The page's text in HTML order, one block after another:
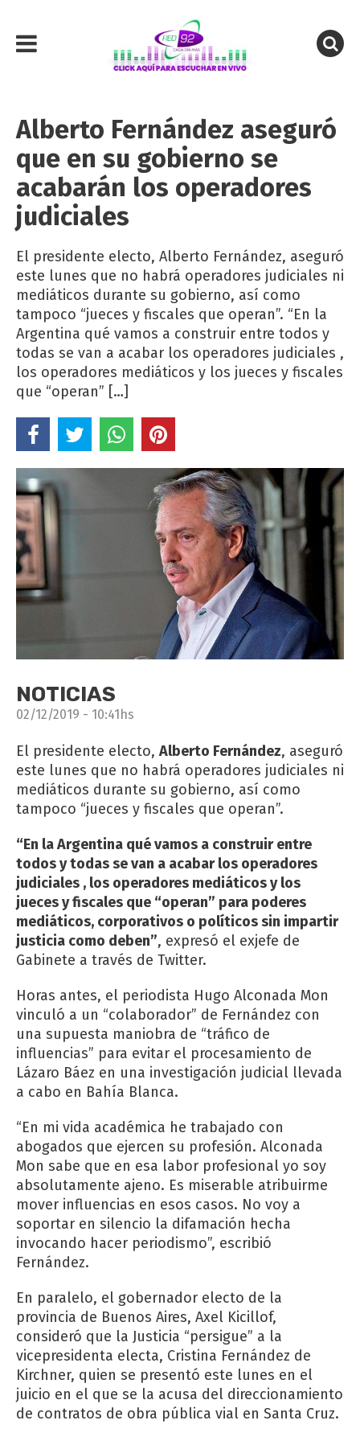
Alberto Fernández aseguró
que en su gobierno se
acabarán los operadores
judiciales
El presidente electo, Alberto Fernández, aseguró
este lunes que no habrá operadores judiciales ni
mediáticos durante su gobierno, así como
tampoco “jueces y fiscales que operan”. “En la
Argentina qué vamos a construir entre todos y
todas se van a acabar los operadores judiciales ,
los operadores mediáticos y los jueces y fiscales
que “operan” […]
NOTICIAS
02/12/2019 - 10:41hs
El presidente electo, Alberto Fernández, aseguró
este lunes que no habrá operadores judiciales ni
mediáticos durante su gobierno, así como
tampoco “jueces y fiscales que operan”.
“En la Argentina qué vamos a construir entre
todos y todas se van a acabar los operadores
judiciales , los operadores mediáticos y los
jueces y fiscales que “operan” para poderes
mediáticos, corporativos o políticos sin impartir
justicia como deben”, expresó el exjefe de
Gabinete a través de Twitter.
Horas antes, el periodista Hugo Alconada Mon
vinculó a un “colaborador” de Fernández con
una supuesta maniobra de “tráfico de
influencias” para evitar el procesamiento de
Lázaro Báez en una investigación judicial llevada
a cabo en Bahía Blanca.
“En mi vida académica he trabajado con
abogados que ejercen su profesión. Alconada
Mon sabe que en esa labor profesional yo soy
absolutamente ajeno. Es miserable atribuirme
mover influencias en esos casos. No voy a
soportar en silencio la difamación hecha
invocando hacer periodismo”, escribió
Fernández.
En paralelo, el gobernador electo de la
provincia de Buenos Aires, Axel Kicillof,
consideró que la Justicia “persigue” a la
vicepresidenta electa, Cristina Fernández de
Kirchner, quien se presentó este lunes en el
juicio en el que se la acusa del direccionamiento
de contratos de obra pública vial en Santa Cruz.